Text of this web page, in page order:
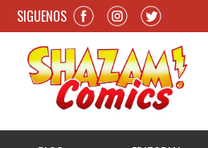
SIGUENOS